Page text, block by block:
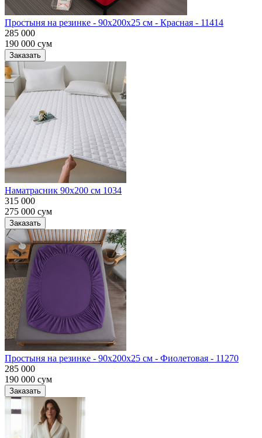
Простыня на резинке - 90x200x25 cм - Красная - 11414
285 000
190 000 сум
Заказать
Наматрасник 90х200 см 1034
315 000
275 000 сум
Заказать
Простыня на резинке - 90x200x25 cм - Фиолетовая - 11270
285 000
190 000 сум
Заказать